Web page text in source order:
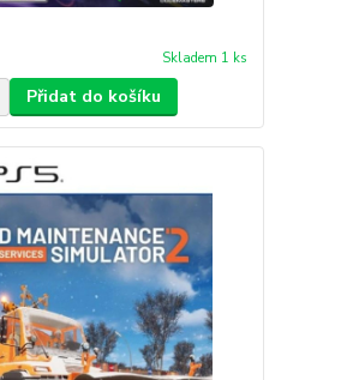
Skladem 1 ks
Přidat do košíku